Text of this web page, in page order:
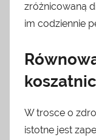
zróżnicowaną
im codziennie
W trosce o
istotne jest